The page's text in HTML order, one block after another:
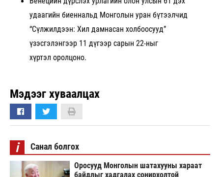
удаагийн биеннальд Монголын уран бүтээлчид
“Сүлжилдээн: Хил дамнасан холбоосууд”
үзэсгэлэнгээр 11 дүгээр сарын 22-ныг
хүртэл оролцоно.
Мэдээг хуваалцах
i Санал болгох
Оросууд Монголын шатахууны хараат
байдлыг хадгалах сонирхолтой